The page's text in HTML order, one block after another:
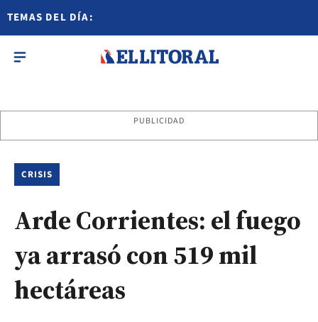
TEMAS DEL DÍA:
PUBLICIDAD
CRISIS
Arde Corrientes: el fuego
ya arrasó con 519 mil
hectáreas